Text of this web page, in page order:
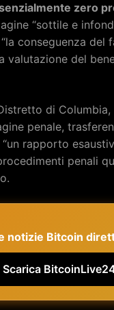
zero
“sottile e
conseguenza del
valutazione del
di Columbia,
penale,
rapporto
penali
notizie Bitcoin
Scarica